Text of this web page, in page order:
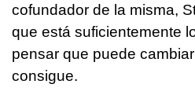
cofundador de la misma,
que está suficientemente
pensar que puede
consigue.